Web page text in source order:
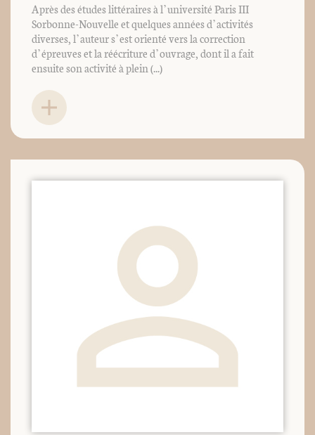
Après des études littéraires à l’université Paris III
Sorbonne-Nouvelle et quelques années d’activités
diverses, l’auteur s’est orienté vers la correction
d’épreuves et la réécriture d’ouvrage, dont il a fait
ensuite son activité à plein (...)